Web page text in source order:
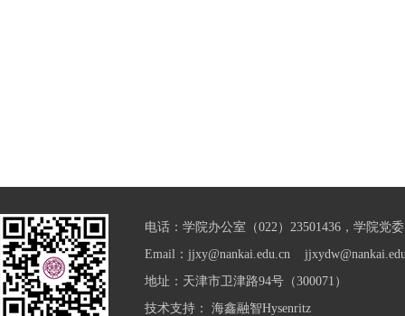
电话：学院办公室（022）23501436，学院党
Email：jjxy@nankai.edu.cn
地址：天津市卫津路94号（300071）
技术支持： 海鑫融智Hysenritz